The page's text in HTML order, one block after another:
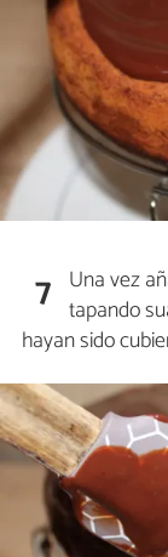
7 Una vez
tapando
hayan sido